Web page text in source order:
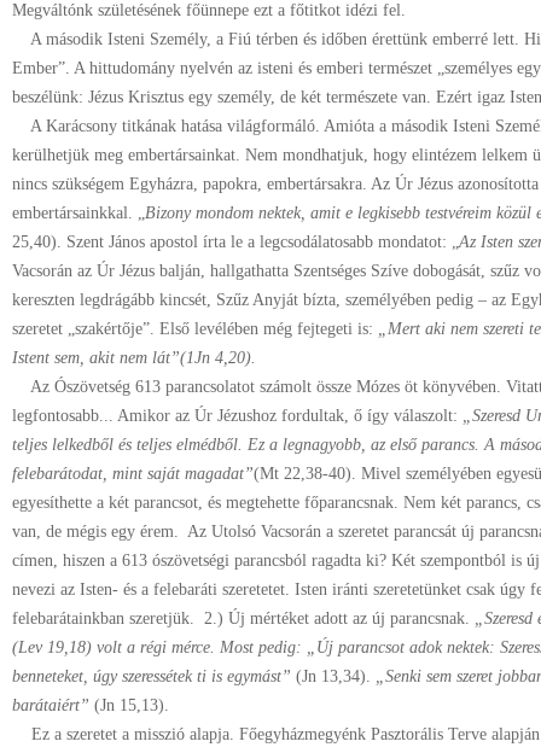
Megváltónk születésének főünnepe ezt a főtitkot idézi fel.
A második Isteni Személy, a Fiú térben és időben érettünk emberré lett.
Ember”. A hittudomány nyelvén az isteni és emberi természet „személyes
beszélünk: Jézus Krisztus egy személy, de két természete van. Ezért igaz
A Karácsony titkának hatása világformáló. Amióta a második Isteni
kerülhetjük meg embertársainkat. Nem mondhatjuk, hogy elintézem lelkem
nincs szükségem Egyházra, papokra, embertársakra. Az Úr Jézus
embertársainkkal. „Bizony mondom nektek, amit e legkisebb testvéreim közül
25,40). Szent János apostol írta le a legcsodálatosabb mondatot: „Az Isten
Vacsorán az Úr Jézus balján, hallgathatta Szentséges Szíve dobogását, szűz
kereszten legdrágább kincsét, Szűz Anyját bízta, személyében pedig – az
szeretet „szakértője”. Első levélében még fejtegeti is: „Mert aki nem szereti
Istent sem, akit nem lát”(1Jn 4,20).
Az Ószövetség 613 parancsolatot számolt össze Mózes öt könyvében.
legfontosabb... Amikor az Úr Jézushoz fordultak, ő így válaszolt: „Szeresd
teljes lelkedből és teljes elmédből. Ez a legnagyobb, az első parancs. A
felebarátodat, mint saját magadat”(Mt 22,38-40). Mivel személyében
egyesíthette a két parancsot, és megtehette főparancsnak. Nem két parancs,
van, de mégis egy érem. Az Utolsó Vacsorán a szeretet parancsát új
címen, hiszen a 613 ószövetségi parancsból ragadta ki? Két szempontból is
nevezi az Isten- és a felebaráti szeretetet. Isten iránti szeretetünket csak úgy
felebarátainkban szeretjük. 2.) Új mértéket adott az új parancsnak.
(Lev 19,18) volt a régi mérce. Most pedig: „Új parancsot adok nektek:
benneteket, úgy szeressétek ti is egymást” (Jn 13,34). „Senki sem szeret
barátaiért” (Jn 15,13).
Ez a szeretet a misszió alapja. Főegyházmegyénk Pasztorális Terve